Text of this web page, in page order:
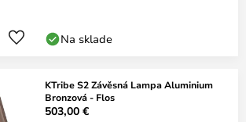
Na sklade
KTribe S2 Závěsná Lampa Aluminium
Bronzová - Flos
503,00 €